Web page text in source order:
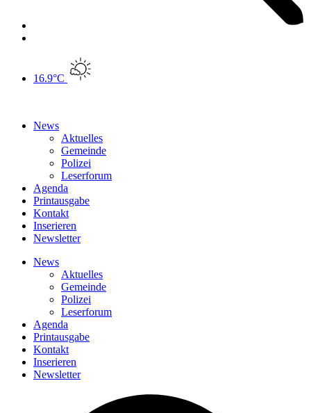
16.9°C
News
Aktuelles
Gemeinde
Polizei
Leserforum
Agenda
Printausgabe
Kontakt
Inserieren
Newsletter
News
Aktuelles
Gemeinde
Polizei
Leserforum
Agenda
Printausgabe
Kontakt
Inserieren
Newsletter